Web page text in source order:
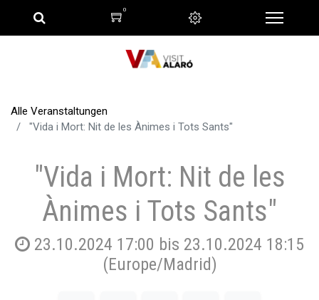
0
Alle Veranstaltungen
"Vida i Mort: Nit de les Ànimes i Tots Sants"
"Vida i Mort: Nit de les
Ànimes i Tots Sants"
23.10.2024 17:00 bis 23.10.2024 18:15
(Europe/Madrid)